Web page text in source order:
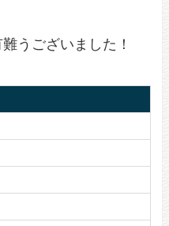
うございました！